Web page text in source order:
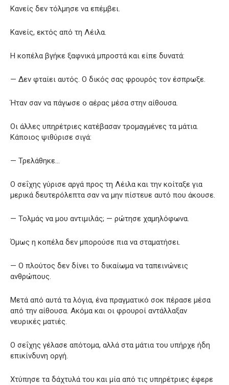
Κανείς δεν τόλμησε να επέμβει.
Κανείς, εκτός από τη Λέιλα.
Η κοπέλα βγήκε ξαφνικά μπροστά και είπε δυνατά:
— Δεν φταίει αυτός. Ο δικός σας φρουρός τον έσπρωξε.
Ήταν σαν να πάγωσε ο αέρας μέσα στην αίθουσα.
Οι άλλες υπηρέτριες κατέβασαν τρομαγμένες τα μάτια.
Κάποιος ψιθύρισε σιγά:
— Τρελάθηκε…
Ο σεΐχης γύρισε αργά προς τη Λέιλα και την κοίταξε για
μερικά δευτερόλεπτα σαν να μην πίστευε αυτό που άκουσε.
— Τολμάς να μου αντιμιλάς; — ρώτησε χαμηλόφωνα.
Όμως η κοπέλα δεν μπορούσε πια να σταματήσει.
— Ο πλούτος δεν δίνει το δικαίωμα να ταπεινώνεις
ανθρώπους.
Μετά από αυτά τα λόγια, ένα πραγματικό σοκ πέρασε μέσα
από την αίθουσα. Ακόμα και οι φρουροί αντάλλαξαν
νευρικές ματιές.
Ο σεΐχης γέλασε απότομα, αλλά στα μάτια του υπήρχε ήδη
επικίνδυνη οργή.
Χτύπησε τα δάχτυλά του και μία από τις υπηρέτριες έφερε